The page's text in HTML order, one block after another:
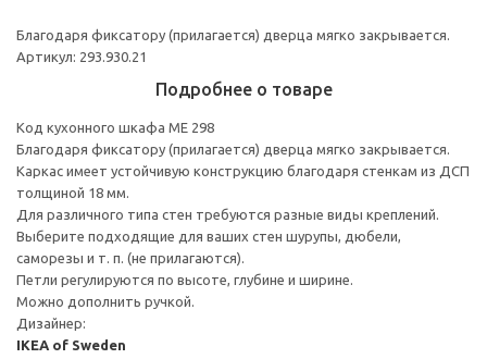
Благодаря фиксатору (прилагается) дверца мягко закрывается.
Артикул: 293.930.21
Подробнее о товаре
Код кухонного шкафа ME 298
Благодаря фиксатору (прилагается) дверца мягко закрывается.
Каркас имеет устойчивую конструкцию благодаря стенкам из ДСП
толщиной 18 мм.
Для различного типа стен требуются разные виды креплений.
Выберите подходящие для ваших стен шурупы, дюбели,
саморезы и т. п. (не прилагаются).
Петли регулируются по высоте, глубине и ширине.
Можно дополнить ручкой.
Дизайнер:
IKEA of Sweden